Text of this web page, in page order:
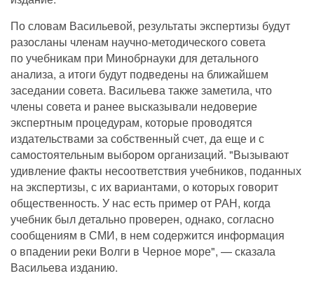
По словам Васильевой, результаты экспертизы будут
разосланы членам научно-методического совета
по учебникам при Минобрнауки для детального
анализа, а итоги будут подведены на ближайшем
заседании совета. Васильева также заметила, что
члены совета и ранее высказывали недоверие
экспертным процедурам, которые проводятся
издательствами за собственный счет, да еще и с
самостоятельным выбором организаций. "Вызывают
удивление факты несоответствия учебников, поданных
на экспертизы, с их вариантами, о которых говорит
общественность. У нас есть пример от РАН, когда
учебник был детально проверен, однако, согласно
сообщениям в СМИ, в нем содержится информация
о впадении реки Волги в Черное море", — сказала
Васильева изданию.